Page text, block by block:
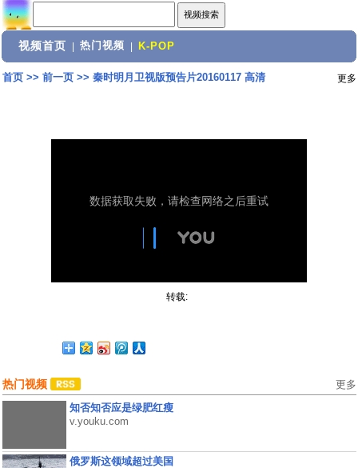
视频首页 热门视频 K-POP
首页>> 前一页>>秦时明月卫视版预告片20160117 高清 更多
转载:
热门视频 更多
知否知否应是绿肥红瘦
v.youku.com
俄罗斯这领域超过美国